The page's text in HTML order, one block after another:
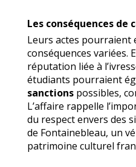
Les conséquences de
Leurs actes pourraient
conséquences variées.
réputation liée à
étudiants pourraient
sanctionspossibles,
L’affaire rappelle
du respect envers des
de Fontainebleau, un
patrimoine culturel